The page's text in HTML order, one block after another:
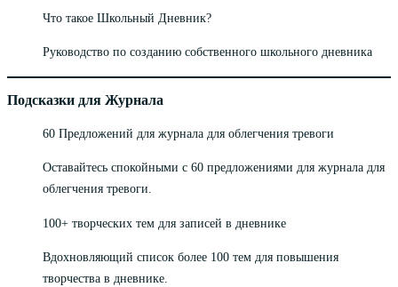
Что такое Школьный Дневник?
Руководство по созданию собственного школьного дневника
Подсказки для Журнала
60 Предложений для журнала для облегчения тревоги
Оставайтесь спокойными с 60 предложениями для журнала для
облегчения тревоги.
100+ творческих тем для записей в дневнике
Вдохновляющий список более 100 тем для повышения
творчества в дневнике.